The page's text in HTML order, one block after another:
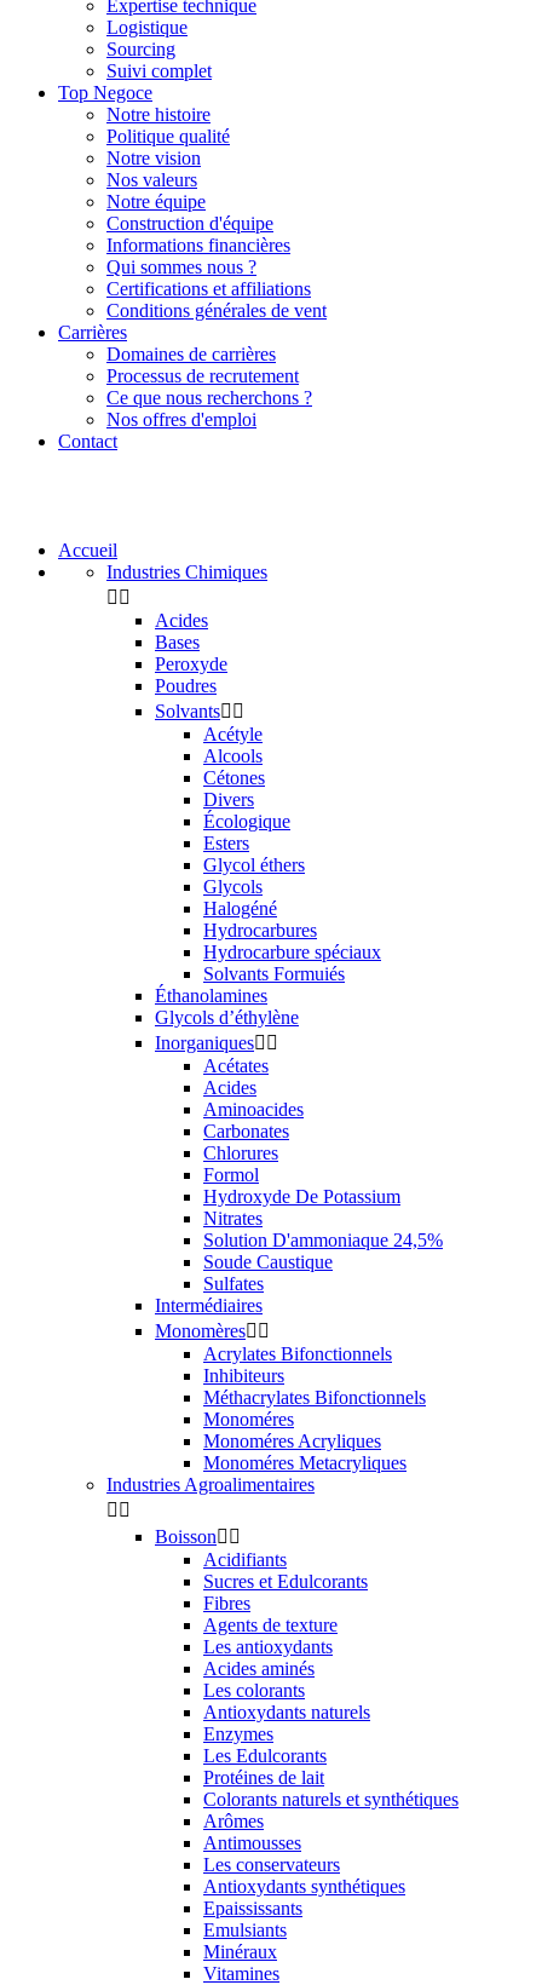
Expertise technique
Logistique
Sourcing
Suivi complet
Top Negoce
Notre histoire
Politique qualité
Notre vision
Nos valeurs
Notre équipe
Construction d'équipe
Informations financières
Qui sommes nous ?
Certifications et affiliations
Conditions générales de vent
Carrières
Domaines de carrières
Processus de recrutement
Ce que nous recherchons ?
Nos offres d'emploi
Contact
Accueil
Industries Chimiques
 
Acides
Bases
Peroxyde
Poudres
Solvants 
Acétyle
Alcools
Cétones
Divers
Écologique
Esters
Glycol éthers
Glycols
Halogéné
Hydrocarbures
Hydrocarbure spéciaux
Solvants Formuiés
Éthanolamines
Glycols d’éthylène
Inorganiques 
Acétates
Acides
Aminoacides
Carbonates
Chlorures
Formol
Hydroxyde De Potassium
Nitrates
Solution D'ammoniaque 24,5%
Soude Caustique
Sulfates
Intermédiaires
Monomères 
Acrylates Bifonctionnels
Inhibiteurs
Méthacrylates Bifonctionnels
Monoméres
Monoméres Acryliques
Monoméres Metacryliques
Industries Agroalimentaires
 
Boisson 
Acidifiants
Sucres et Edulcorants
Fibres
Agents de texture
Les antioxydants
Acides aminés
Les colorants
Antioxydants naturels
Enzymes
Les Edulcorants
Protéines de lait
Colorants naturels et synthétiques
Arômes
Antimousses
Les conservateurs
Antioxydants synthétiques
Epaississants
Emulsiants
Minéraux
Vitamines